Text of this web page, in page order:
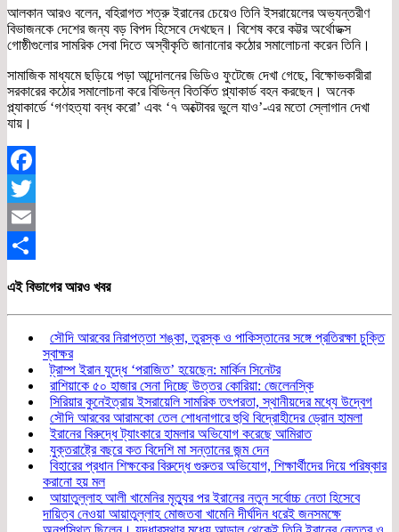
আলকান আরও বলেন, বহিরাগত শত্রু ইরানের চেয়েও তিনি ইসরায়েলের অভ্যন্তরীণ
বিভাজনকে দেশের জন্য বড় বিপদ হিসেবে দেখছেন। বিশেষ করে কট্টর অর্থোডক্স
গোষ্ঠীগুলোর সামরিক সেবা দিতে অস্বীকৃতি জানানোর কঠোর সমালোচনা করেন তিনি।
সামাজিক মাধ্যমে ছড়িয়ে পড়া আন্দোলনের ভিডিও ফুটেজে দেখা গেছে, বিক্ষোভকারীরা
সরকারের কঠোর সমালোচনা করে বিভিন্ন বিতর্কিত প্ল্যাকার্ড বহন করছেন। অনেক
প্ল্যাকার্ডে ‘গণহত্যা বন্ধ করো’ এবং ‘৭ অক্টোবর ভুলে যাও’-এর মতো স্লোগান দেখা
যায়।
Facebook
Twitter
Email
এই বিভাগের আরও খবর
সৌদি আরবের নিরাপত্তা শঙ্কা, তুরস্ক ও পাকিস্তানের সঙ্গে প্রতিরক্ষা চুক্তি
স্বাক্ষর
ট্রাম্প ইরান যুদ্ধে ‘পরাজিত’ হয়েছেন: মার্কিন সিনেটর
রাশিয়াকে ৫০ হাজার সেনা দিচ্ছে উত্তর কোরিয়া: জেলেনস্কি
সিরিয়ার কুনেইত্রায় ইসরায়েলি সামরিক তৎপরতা, স্থানীয়দের মধ্যে উদ্বেগ
সৌদি আরবের আরামকো তেল শোধনাগারে হুথি বিদ্রোহীদের ড্রোন হামলা
ইরানের বিরুদ্ধে ট্যাংকারে হামলার অভিযোগ করেছে আমিরাত
যুক্তরাষ্ট্রে বছরে কত বিদেশি মা সন্তানের জন্ম দেন
বিহারের প্রধান শিক্ষকের বিরুদ্ধে গুরুতর অভিযোগ, শিক্ষার্থীদের দিয়ে পরিষ্কার
করানো হয় মল
আয়াতুল্লাহ আলী খামেনির মৃত্যুর পর ইরানের নতুন সর্বোচ্চ নেতা হিসেবে
দায়িত্ব নেওয়া আয়াতুল্লাহ মোজতবা খামেনি দীর্ঘদিন ধরেই জনসমক্ষে